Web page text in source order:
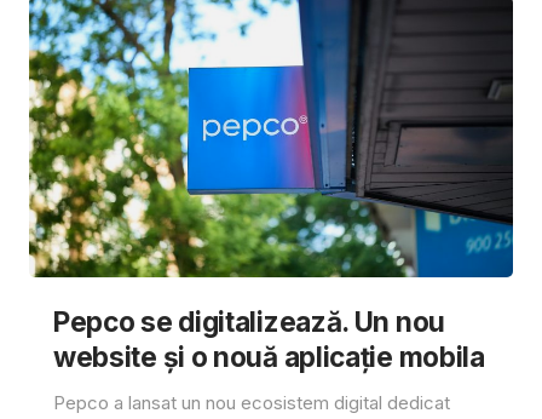
Pepco se digitalizează. Un nou
website și o nouă aplicație mobila
Pepco a lansat un nou ecosistem digital dedicat